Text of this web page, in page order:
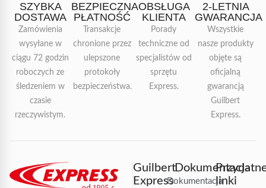
SZYBKA
DOSTAWA
Zamówienia
wysyłane w
ciągu 72 godzin
roboczych ze
śledzeniem w
czasie
rzeczywistym.
BEZPIECZNA
PŁATNOŚĆ
Transakcje
chronione przez
ulepszone
protokoły
bezpieczeństwa.
OBSŁUGA
KLIENTA
Porady
techniczne od
specjalistów od
sprzętu
Express.
2-LETNIA
GWARANCJA
Wszystkie
nasze produkty
objęte są
oficjalną
gwarancją
Guilbert
Express.
Guilbert
Express
Dokumentacja
Dokumentacjalinki